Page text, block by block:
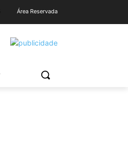
Área Reservada